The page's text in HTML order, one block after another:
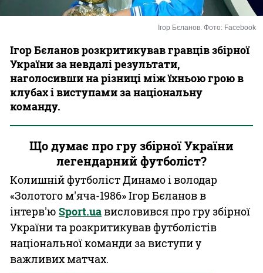
Ігор Бєланов. Фото: Facebook
Ігор Бєланов розкритикував гравців збірної
України за невдалі результати,
наголосивши на різниці між їхньою грою в
клубах і виступами за національну
команду.
Що думає про гру збірної України
легендарний футболіст?
Колишній футболіст Динамо і володар
«Золотого м'яча-1986» Ігор Бєланов в
інтерв'ю Sport.uaвисловився про гру збірної
України та розкритикував футболістів
національної команди за виступи у
важливих матчах.